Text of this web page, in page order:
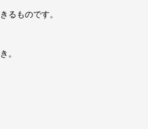
るものです。
。